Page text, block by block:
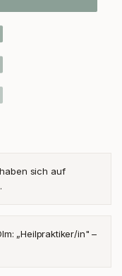
sich auf
„Heilpraktiker/in" –